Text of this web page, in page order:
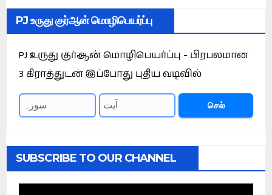
PJ உருது குர்ஆன் மொழிபெயர்ப்பு
PJ உருது குர்ஆன் மொழிபெயர்ப்பு - பிரபலமான
3 கிராத்துடன் இப்போது புதிய வடிவில்
செல்
SUBSCRIBE TO OUR CHANNEL